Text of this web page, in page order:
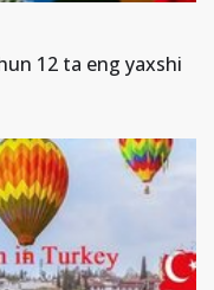
12 ta eng yaxshi